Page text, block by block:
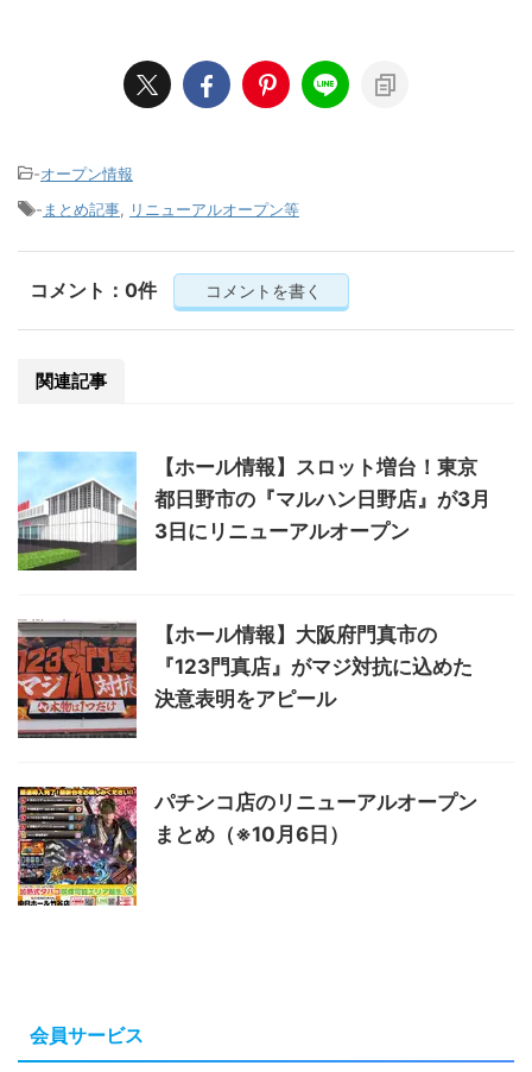
-オープン情報
- まとめ記事 リニューアルオープン等
コメント：0件 コメントを書く
関連記事
【ホール情報】スロット増台！東京
都日野市の『マルハン日野店』が3月
3日にリニューアルオープン
【ホール情報】大阪府門真市の
『123門真店』がマジ対抗に込めた
決意表明をアピール
パチンコ店のリニューアルオープン
まとめ（※10月6日）
会員サービス